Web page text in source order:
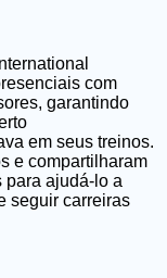
com
garantindo
em seus treinos.
e compartilharam
para ajudá-lo a
seguir carreiras